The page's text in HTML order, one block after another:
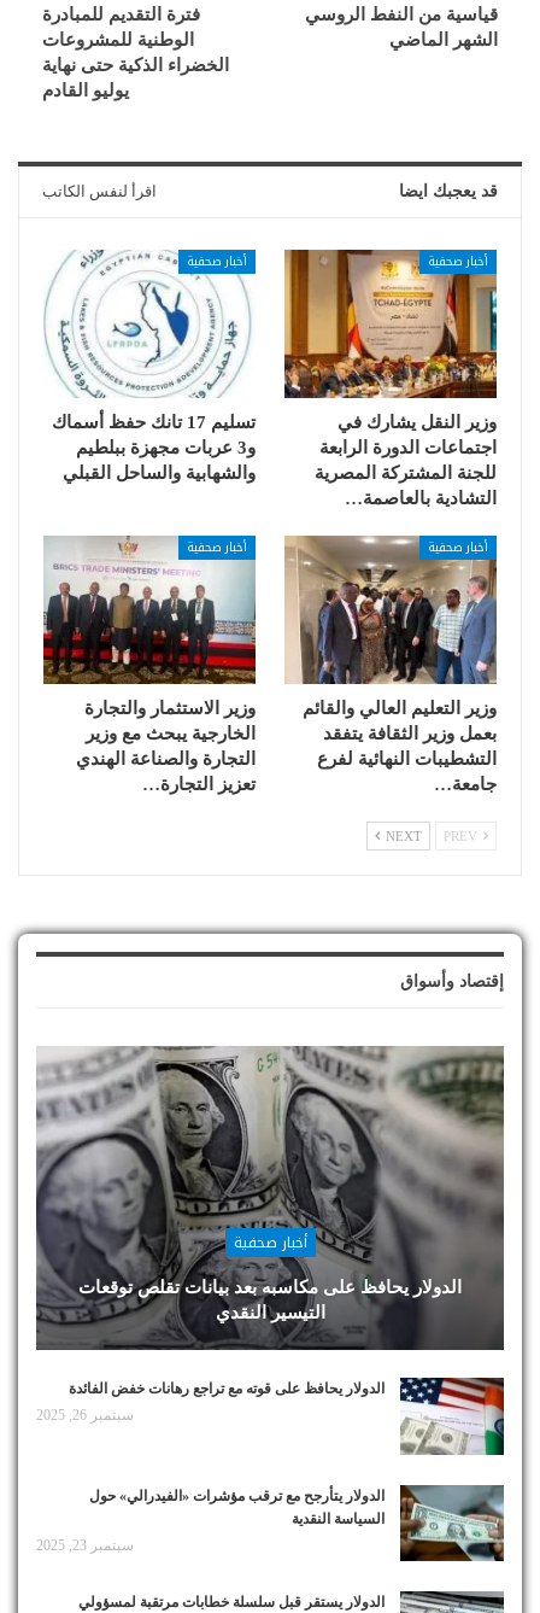
قياسية من النفط الروسي
الشهر الماضي
فترة التقديم للمبادرة
الوطنية للمشروعات
الخضراء الذكية حتى نهاية
يوليو القادم
قد يعجبك ايضا اقرأ لنفس الكاتب
أخبار صحفية
وزير النقل يشارك في
اجتماعات الدورة الرابعة
للجنة المشتركة المصرية
التشادية بالعاصمة…
أخبار صحفية
تسليم 17 تانك حفظ أسماك
و3 عربات مجهزة ببلطيم
والشهابية والساحل القبلي
أخبار صحفية
وزير التعليم العالي والقائم
بعمل وزير الثقافة يتفقد
التشطيبات النهائية لفرع
جامعة…
أخبار صحفية
وزير الاستثمار والتجارة
الخارجية يبحث مع وزير
التجارة والصناعة الهندي
تعزيز التجارة…
NEXT
إقتصاد وأسواق
أخبار صحفية
الدولار يحافظ على مكاسبه بعد بيانات تقلص توقعات
التيسير النقدي
الدولار يحافظ على قوته مع تراجع رهانات خفض الفائدة
سبتمبر 26, 2025
الدولار يتأرجح مع ترقب مؤشرات «الفيدرالي» حول
السياسة النقدية
سبتمبر 23, 2025
الدولار يستقر قبل سلسلة خطابات مرتقبة لمسؤولي